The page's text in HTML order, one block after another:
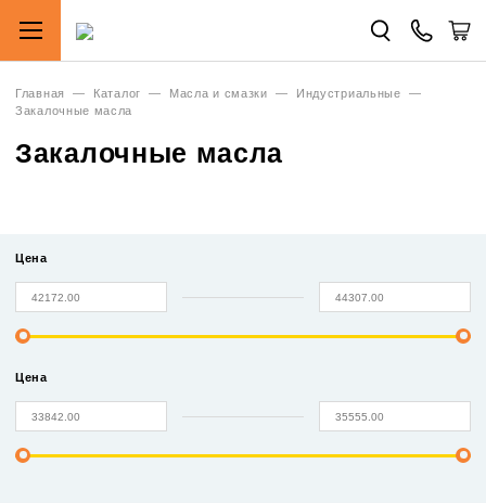
Главная — Каталог — Масла и смазки — Индустриальные
—
Закалочные масла
Закалочные масла
Цена
Цена